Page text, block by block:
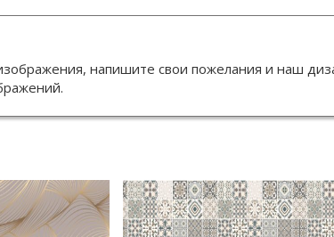
напишите свои пожелания и наш